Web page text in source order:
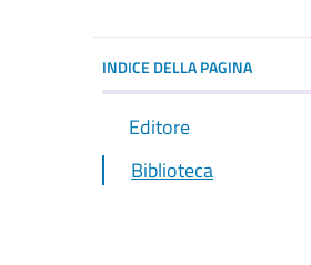
INDICE DELLA PAGINA
Editore
Biblioteca